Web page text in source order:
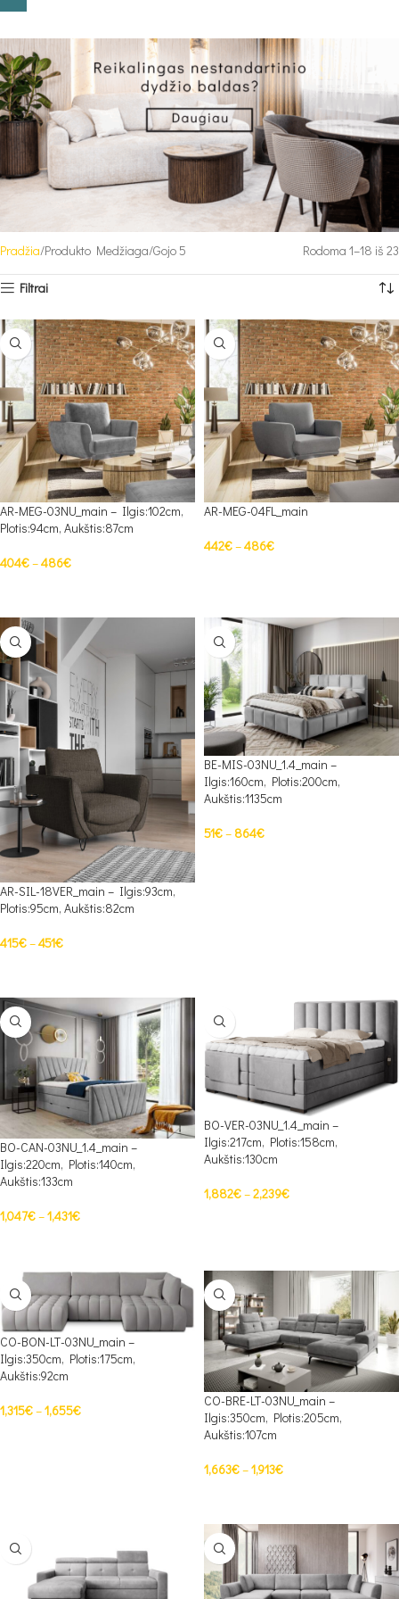
Pradžia Produkto Medžiaga Gojo 5 Rodoma 1–18 iš 23
Filtrai
AR-MEG-03NU_main – Ilgis:102cm,
Plotis:94cm, Aukštis:87cm
404€–486€
AR-MEG-04FL_main
442€–486€
AR-SIL-18VER_main – Ilgis:93cm,
Plotis:95cm, Aukštis:82cm
415€–451€
BE-MIS-03NU_1.4_main –
Ilgis:160cm, Plotis:200cm,
Aukštis:1135cm
51€– 864€
BO-CAN-03NU_1.4_main –
Ilgis:220cm, Plotis:140cm,
Aukštis:133cm
1,047€–1,431€
BO-VER-03NU_1.4_main –
Ilgis:217cm, Plotis:158cm,
Aukštis:130cm
1,882€–2,239€
CO-BON-LT-03NU_main –
Ilgis:350cm, Plotis:175cm,
Aukštis:92cm
1,315€–1,655€
CO-BRE-LT-03NU_main –
Ilgis:350cm, Plotis:205cm,
Aukštis:107cm
1,663€–1,913€